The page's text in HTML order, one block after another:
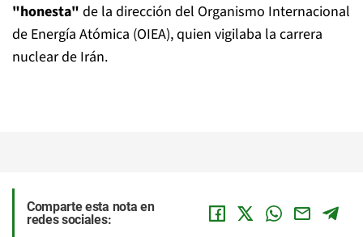
"honesta" de la dirección del Organismo Internacional
de Energía Atómica (OIEA), quien vigilaba la carrera
nuclear de Irán.
Comparte esta nota en
redes sociales: